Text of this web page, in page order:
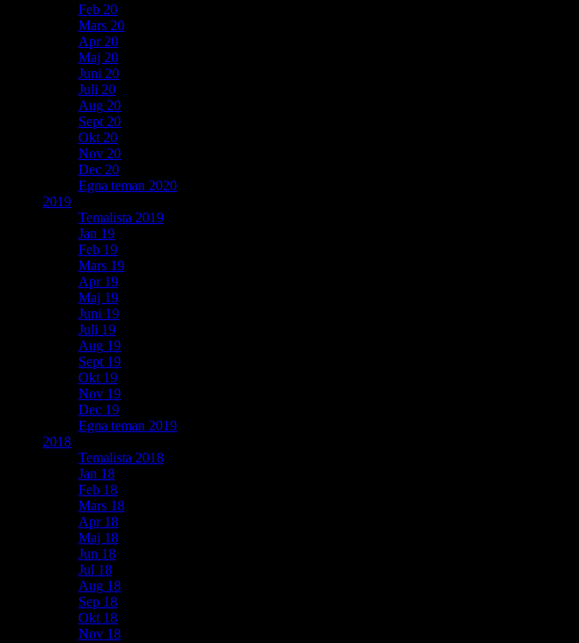
Feb 20
Mars 20
Apr 20
Maj 20
Juni 20
Juli 20
Aug 20
Sept 20
Okt 20
Nov 20
Dec 20
Egna teman 2020
2019
Temalista 2019
Jan 19
Feb 19
Mars 19
Apr 19
Maj 19
Juni 19
Juli 19
Aug 19
Sept 19
Okt 19
Nov 19
Dec 19
Egna teman 2019
2018
Temalista 2018
Jan 18
Feb 18
Mars 18
Apr 18
Maj 18
Jun 18
Jul 18
Aug 18
Sep 18
Okt 18
Nov 18